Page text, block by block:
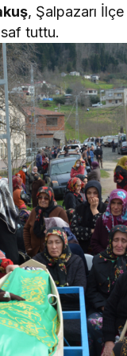
, Şalpazarı
tuttu.